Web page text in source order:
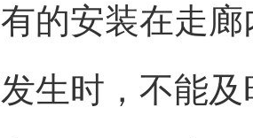
的安装在走
生时，不能